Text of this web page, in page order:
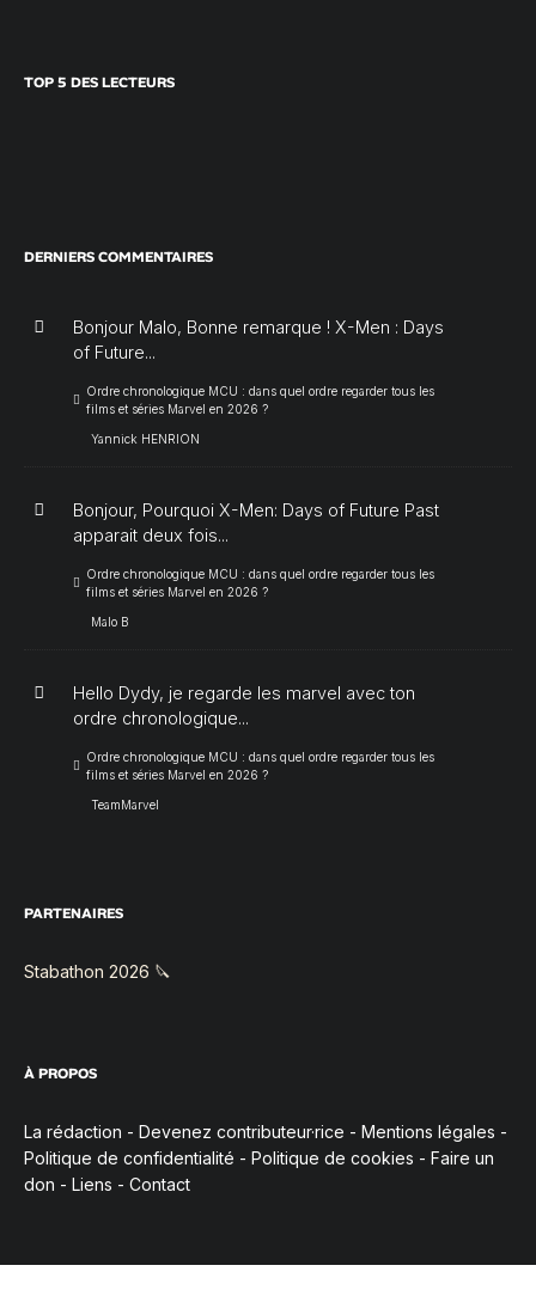
TOP 5 DES LECTEURS
DERNIERS COMMENTAIRES
Bonjour Malo, Bonne remarque ! X-Men : Days
of Future...
Ordre chronologique MCU : dans quel ordre regarder tous les
films et séries Marvel en 2026 ?
Yannick HENRION
Bonjour, Pourquoi X-Men: Days of Future Past
apparait deux fois...
Ordre chronologique MCU : dans quel ordre regarder tous les
films et séries Marvel en 2026 ?
Malo B
Hello Dydy, je regarde les marvel avec ton
ordre chronologique...
Ordre chronologique MCU : dans quel ordre regarder tous les
films et séries Marvel en 2026 ?
TeamMarvel
PARTENAIRES
Stabathon 2026 🔪
À PROPOS
La rédaction - Devenez contributeur·rice - Mentions légales -
Politique de confidentialité - Politique de cookies - Faire un
don - Liens - Contact